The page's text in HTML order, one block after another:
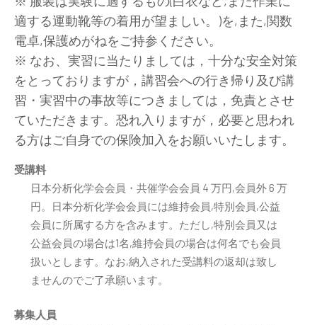
適する運動靴等の着用が望ましい。)を,また,関数
電卓,保護めがねをご持参ください。
※ なお、実習に当たりましては，十分な安全対策
をとっておりますが，講習会への行き帰り及び講
習・実習中の事故等につきましては，免責とさせ
ていただきます。恐れ入りますが，必要と思われ
る方はご自身での保険加入をお願いいたします。
受講料
日本分析化学会会員・共催学会会員 4 万円,会員外 6 万
円。日本分析化学会会員には維持会員,特別会員,公益
会員に所属する方を含みます。ただし,特別会員又は
公益会員の場合は1名,維持会員の場合は何名でも会員
扱いとします。なお,納入された受講料の返却は致し
ませんのでご了承願います。
募集人員